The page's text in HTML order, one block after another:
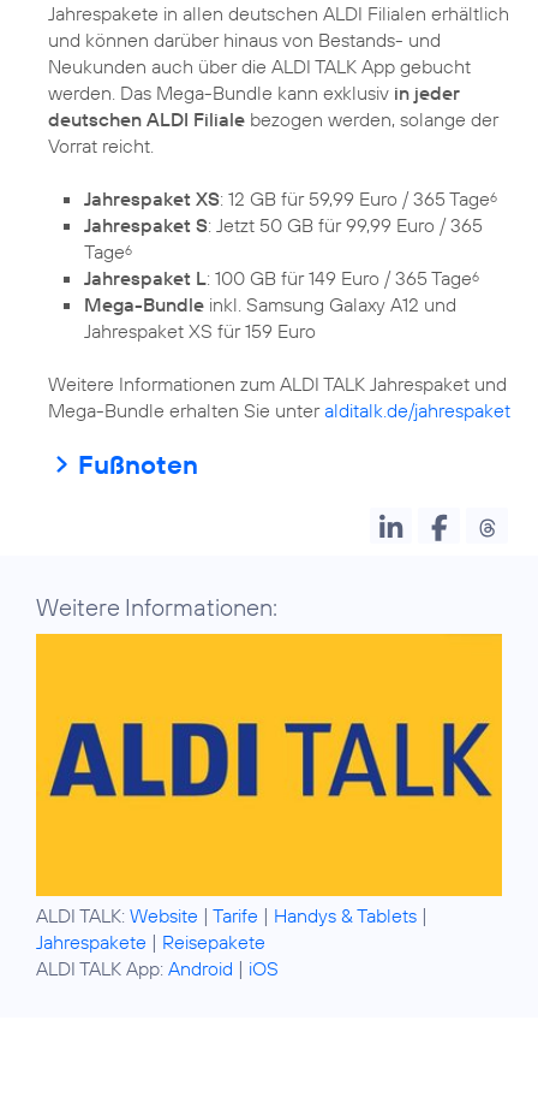
Jahrespakete in allen deutschen ALDI Filialen erhältlich
und können darüber hinaus von Bestands- und
Neukunden auch über die ALDI TALK App gebucht
werden. Das Mega-Bundle kann exklusiv in jeder
deutschen ALDI Filiale bezogen werden, solange der
Vorrat reicht.
Jahrespaket XS: 12 GB für 59,99 Euro / 365 Tage6
Jahrespaket S: Jetzt 50 GB für 99,99 Euro / 365
Tage6
Jahrespaket L: 100 GB für 149 Euro / 365 Tage6
Mega-Bundle inkl. Samsung Galaxy A12 und
Jahrespaket XS für 159 Euro
Weitere Informationen zum ALDI TALK Jahrespaket und
Mega-Bundle erhalten Sie unteralditalk.de/jahrespaket
Fußnoten
Weitere Informationen:
ALDI TALK: Website | Tarife | Handys & Tablets |
Jahrespakete | Reisepakete
ALDI TALK App: Android | iOS